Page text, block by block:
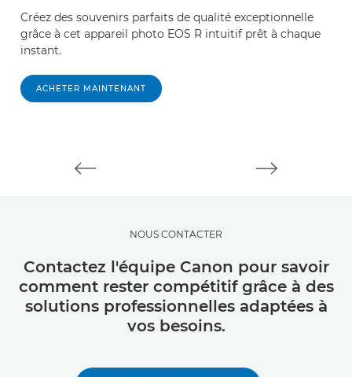
Créez des souvenirs parfaits de qualité exceptionnelle
grâce à cet appareil photo EOS R intuitif prêt à chaque
instant.
ACHETER MAINTENANT
NOUS CONTACTER
Contactez l'équipe Canon pour savoir
comment rester compétitif grâce à des
solutions professionnelles adaptées à
vos besoins.